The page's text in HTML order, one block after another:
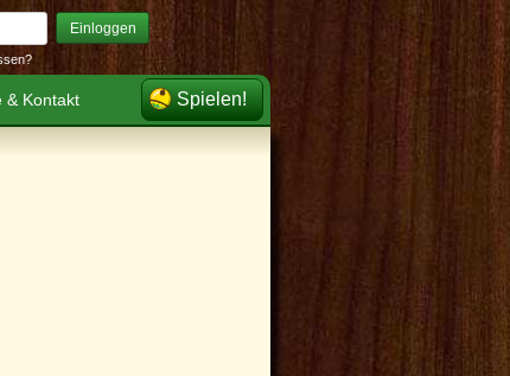
Einloggen
& Kontakt Spielen!